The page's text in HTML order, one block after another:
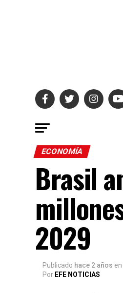
ECONOMÍA
Brasil
2029
Publicado hace 2 años en
Por EFE NOTICIAS